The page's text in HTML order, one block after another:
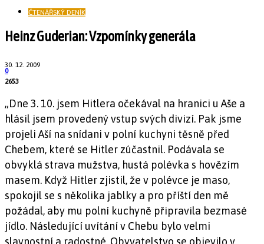
ČTENÁŘSKÝ DENÍK
Heinz Guderian: Vzpomínky generála
30. 12. 2009
0
2653
„Dne 3. 10. jsem Hitlera očekával na hranici u Aše a
hlásil jsem provedený vstup svých divizí. Pak jsme
projeli Aší na snídani v polní kuchyni těsně před
Chebem, které se Hitler zúčastnil. Podávala se
obvyklá strava mužstva, hustá polévka s hovězím
masem. Když Hitler zjistil, že v polévce je maso,
spokojil se s několika jablky a pro příští den mě
požádal, aby mu polní kuchyně připravila bezmasé
jídlo. Následující uvítání v Chebu bylo velmi
slavnostní a radostné. Obyvatelstvo se objevilo v